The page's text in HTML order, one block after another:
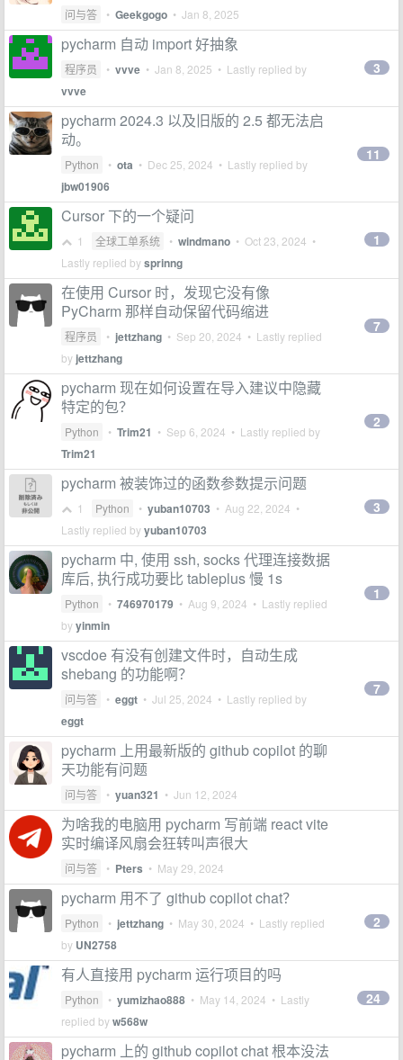
问与答 • Geekgogo • Jan 8, 2025
pycharm 自动 import 好抽象
程序员 • vvve • Jan 8, 2025 • Lastly replied by
vvve
3
pycharm 2024.3 以及旧版的 2.5 都无法启
动。
Python • ota • Dec 25, 2024 • Lastly replied by
jbw01906
11
Cursor 下的一个疑问
1 全球工单系统 • windmano • Oct 23, 2024 •
Lastly replied bysprinng
1
在使用 Cursor 时，发现它没有像
PyCharm 那样自动保留代码缩进
程序员 • jettzhang • Sep 20, 2024 • Lastly replied
by jettzhang
7
pycharm 现在如何设置在导入建议中隐藏
特定的包？
Python • Trim21 • Sep 6, 2024 • Lastly replied by
Trim21
2
pycharm 被装饰过的函数参数提示问题
1 Python • yuban10703 • Aug 22, 2024 •
Lastly replied byyuban10703
3
pycharm 中, 使用 ssh, socks 代理连接数据
库后, 执行成功要比 tableplus 慢 1s
Python • 746970179 • Aug 9, 2024 • Lastly replied
byyinmin
1
vscdoe 有没有创建文件时，自动生成
shebang 的功能啊？
问与答 • eggt • Jul 25, 2024 • Lastly replied by
eggt
7
pycharm 上用最新版的 github copilot 的聊
天功能有问题
问与答 • yuan321 • Jun 12, 2024
为啥我的电脑用 pycharm 写前端 react vite
实时编译风扇会狂转叫声很大
问与答 • Pters • May 29, 2024
pycharm 用不了 github copilot chat？
Python • jettzhang • May 30, 2024 • Lastly replied
by UN2758
2
有人直接用 pycharm 运行项目的吗
Python • yumizhao888 • May 14, 2024 • Lastly
replied byw568w
24
pycharm 上的 github copilot chat 根本没法